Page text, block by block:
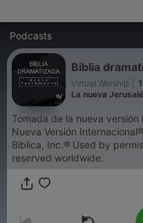
Podcasts
Biblia
Virtual Worship
La nueva
Tomada de la nueva versión
Nueva Versión
Biblica, Inc.® Used by
reserved worldwide.